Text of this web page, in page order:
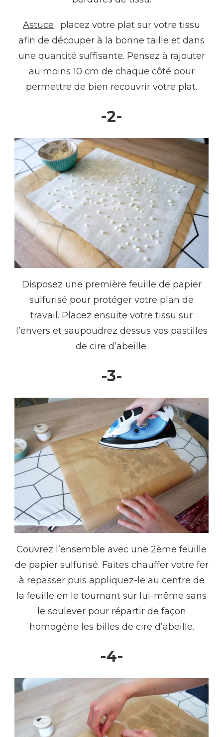
Astuce : placez votre plat sur votre tissu
afin de découper à la bonne taille et dans
une quantité suffisante. Pensez à rajouter
au moins 10 cm de chaque côté pour
permettre de bien recouvrir votre plat.
-2-
Disposez une première feuille de papier
sulfurisé pour protéger votre plan de
travail. Placez ensuite votre tissu sur
l’envers et saupoudrez dessus vos pastilles
de cire d’abeille.
-3-
Couvrez l’ensemble avec une 2ème feuille
de papier sulfurisé. Faites chauffer votre fer
à repasser puis appliquez-le au centre de
la feuille en le tournant sur lui-même sans
le soulever pour répartir de façon
homogène les billes de cire d’abeille.
-4-